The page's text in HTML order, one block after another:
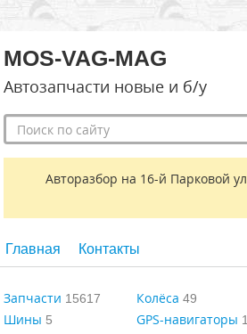
MOS-VAG-MAG
Автозапчасти новые и б/у
Авторазбор на 16-й Парковой
Главная Контакты
Запчасти 15617
Шины 5
Колёса 49
GPS-навигаторы 1